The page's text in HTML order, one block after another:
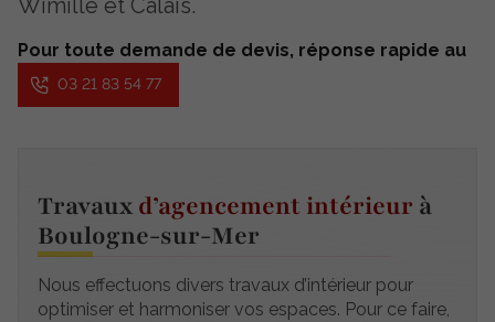
Wimille et Calais.
Pour toute demande de devis, réponse rapide au
03 21 83 54 77
Travaux d’agencement intérieur à
Boulogne-sur-Mer
Nous effectuons divers travaux d’intérieur pour
optimiser et harmoniser vos espaces. Pour ce faire,